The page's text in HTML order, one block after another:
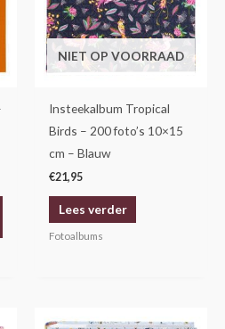
NIET OP VOORRAAD
Insteekalbum Tropical
Birds – 200 foto’s 10×15
cm – Blauw
€21,95
Lees verder
Fotoalbums